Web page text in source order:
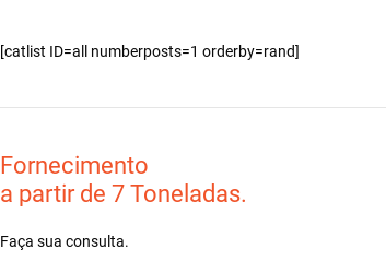
[catlist ID=all numberposts=1 orderby=rand]
Fornecimento
a partir de 7 Toneladas.
Faça sua consulta.